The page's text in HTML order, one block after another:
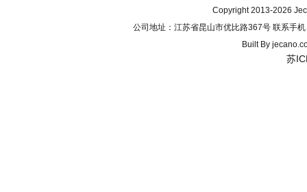
Copyright 2013-2026
公司地址：江苏省昆山市优比路367号 联系手
Built By
苏